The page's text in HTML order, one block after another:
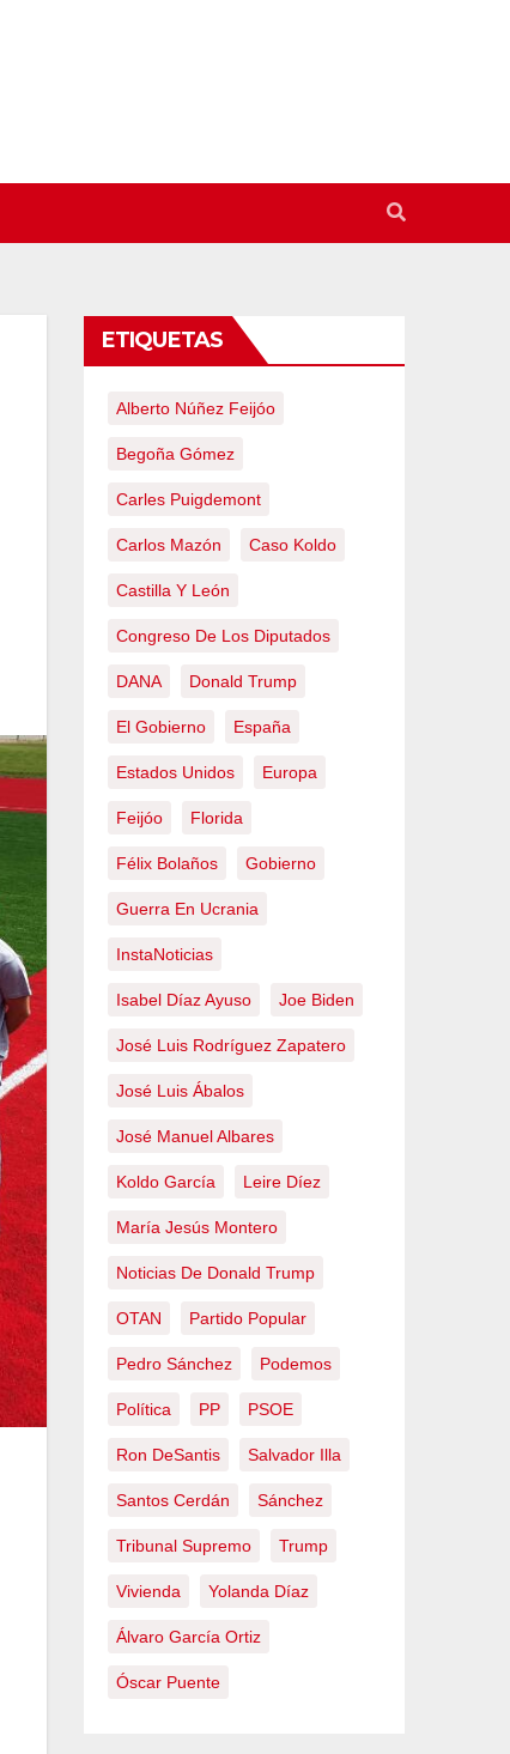
ETIQUETAS
Alberto Núñez Feijóo
Begoña Gómez
Carles Puigdemont
Carlos Mazón Caso Koldo
Castilla Y León
Congreso De Los Diputados
DANA Donald Trump
El Gobierno España
Estados Unidos Europa
Feijóo Florida
Félix Bolaños Gobierno
Guerra En Ucrania
InstaNoticias
Isabel Díaz Ayuso Joe Biden
José Luis Rodríguez Zapatero
José Luis Ábalos
José Manuel Albares
Koldo García Leire Díez
María Jesús Montero
Noticias De Donald Trump
OTAN Partido Popular
Pedro Sánchez Podemos
Política PP PSOE
Ron DeSantis Salvador Illa
Santos Cerdán Sánchez
Tribunal Supremo Trump
Vivienda Yolanda Díaz
Álvaro García Ortiz
Óscar Puente